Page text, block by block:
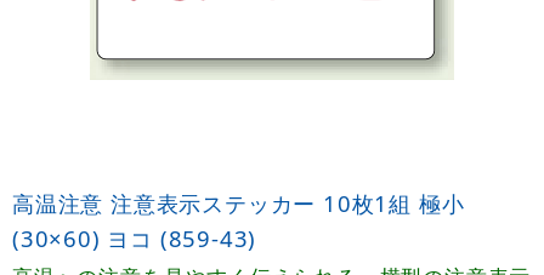
高温注意 注意表示ステッカー 10枚1組 極小
(30×60) ヨコ (859-43)